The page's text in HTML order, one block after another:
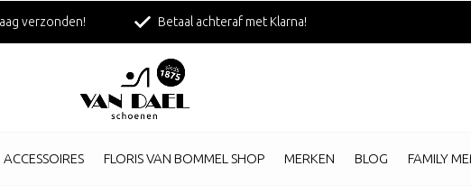
ACCESSOIRES FLORIS VAN BOMMEL SHOP MERKEN BLOG FAMILY
verzonden! Betaal achteraf met Klarna!